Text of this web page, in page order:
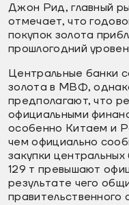
Джон Рид, главный
отмечает, что
покупок золота
прошлогодний
Центральные банки
золота в МВФ,
предполагают, что
официальными
особенно Китаем и
чем официально
закупки
129 т превышают
результате чего
правительственного